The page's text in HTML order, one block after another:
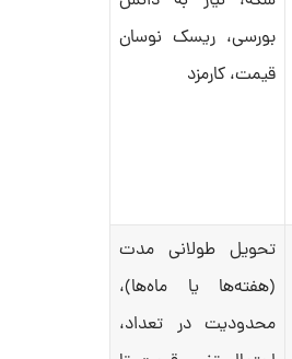
بورسی، ریسک نوسان
قیمت، کارمزد
تحویل طولانی مدت
(هفته‌ها یا ماه‌ها)،
محدودیت در تعداد،